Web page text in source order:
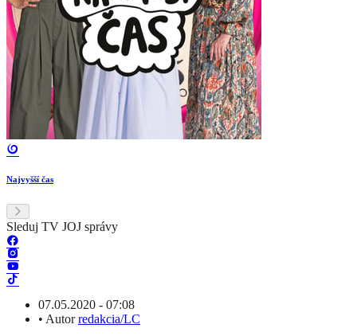
Najvyšší čas
Sleduj TV JOJ správy
07.05.2020 - 07:08
• Autorredakcia/LC